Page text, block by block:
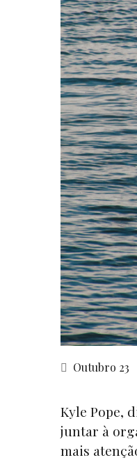
Outubro 23
Kyle Pope,
juntar à
mais